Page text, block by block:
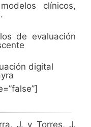
clínicos,
de evaluación
digital
J. y Torres, J.